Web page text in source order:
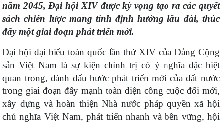
năm 2045, Đại hội XIV được kỳ vọng tạo ra các quyết
sách chiến lược mang tính định hướng lâu dài, thúc
đẩy một giai đoạn phát triển mới.
Đại hội đại biểu toàn quốc lần thứ XIV của Đảng Cộng
sản Việt Nam là sự kiện chính trị có ý nghĩa đặc biệt
quan trọng, đánh dấu bước phát triển mới của đất nước
trong giai đoạn đẩy mạnh toàn diện công cuộc đổi mới,
xây dựng và hoàn thiện Nhà nước pháp quyền xã hội
chủ nghĩa Việt Nam, phát triển nhanh và bền vững, hội